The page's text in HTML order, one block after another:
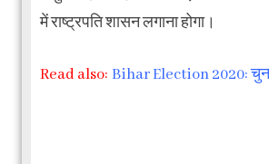
में राष्ट्रपति शासन लगाना होगा।
Read also: Bihar Election 2020: